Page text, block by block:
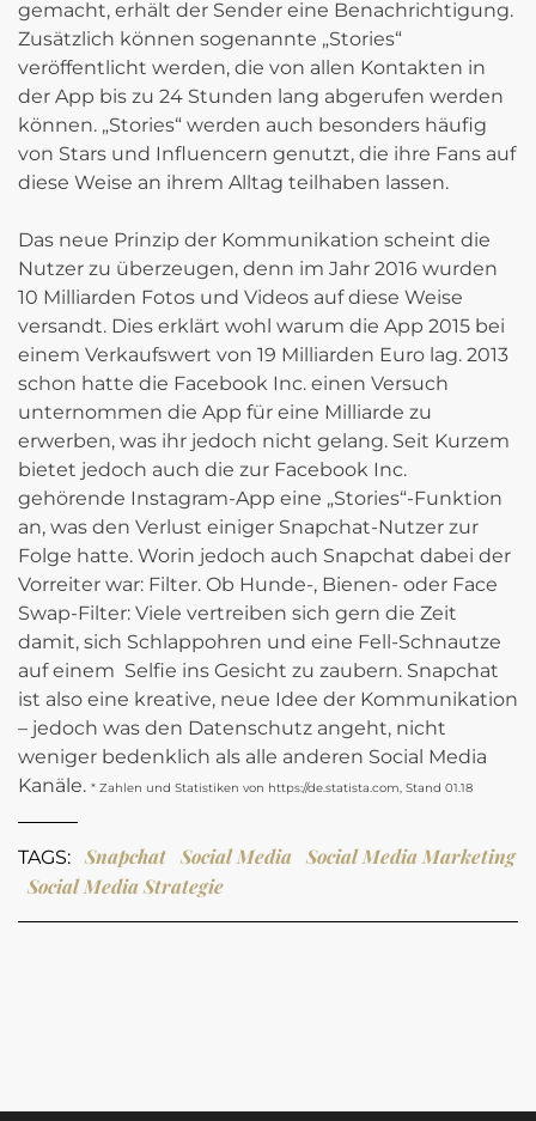
gemacht, erhält der Sender eine Benachrichtigung.
Zusätzlich können sogenannte „Stories“
veröffentlicht werden, die von allen Kontakten in
der App bis zu 24 Stunden lang abgerufen werden
können. „Stories“ werden auch besonders häufig
von Stars und Influencern genutzt, die ihre Fans auf
diese Weise an ihrem Alltag teilhaben lassen.
Das neue Prinzip der Kommunikation scheint die
Nutzer zu überzeugen, denn im Jahr 2016 wurden
10 Milliarden Fotos und Videos auf diese Weise
versandt. Dies erklärt wohl warum die App 2015 bei
einem Verkaufswert von 19 Milliarden Euro lag. 2013
schon hatte die Facebook Inc. einen Versuch
unternommen die App für eine Milliarde zu
erwerben, was ihr jedoch nicht gelang. Seit Kurzem
bietet jedoch auch die zur Facebook Inc.
gehörende Instagram-App eine „Stories“-Funktion
an, was den Verlust einiger Snapchat-Nutzer zur
Folge hatte. Worin jedoch auch Snapchat dabei der
Vorreiter war: Filter. Ob Hunde-, Bienen- oder Face
Swap-Filter: Viele vertreiben sich gern die Zeit
damit, sich Schlappohren und eine Fell-Schnautze
auf einem Selfie ins Gesicht zu zaubern. Snapchat
ist also eine kreative, neue Idee der Kommunikation
– jedoch was den Datenschutz angeht, nicht
weniger bedenklich als alle anderen Social Media
Kanäle. * Zahlen und Statistiken von https://de.statista.com, Stand 01.18
TAGS: Snapchat Social Media Social Media Marketing
Social Media Strategie